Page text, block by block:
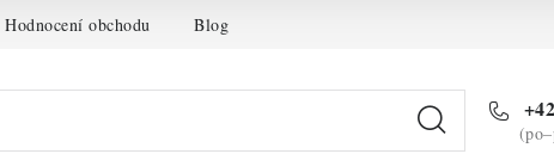
Hodnocení obchodu Blog Podmínky